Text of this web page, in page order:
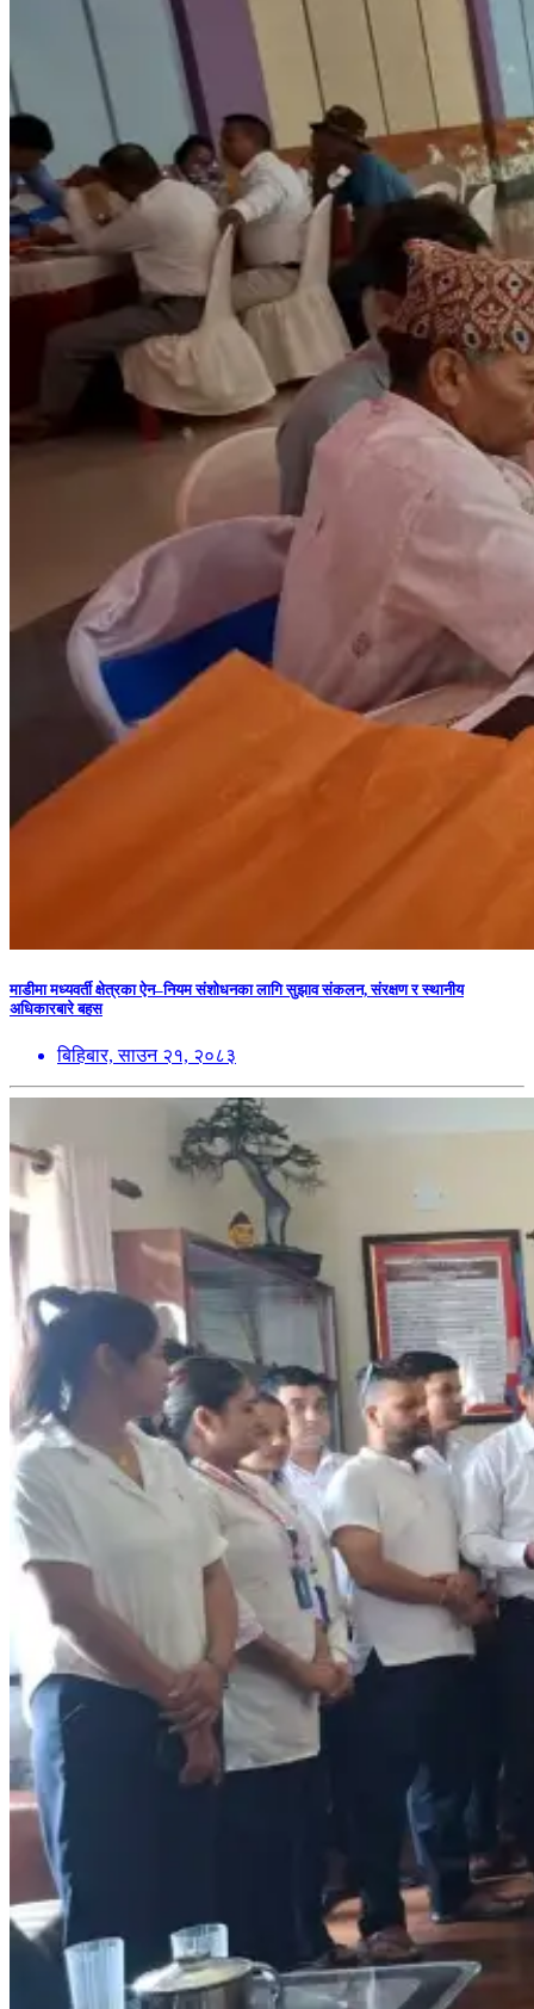
माडीमा मध्यवर्ती क्षेत्रका ऐन–नियम संशोधनका लागि सुझाव संकलन, संरक्षण र स्थानीय
अधिकारबारे बहस
बिहिबार, साउन २१, २०८३